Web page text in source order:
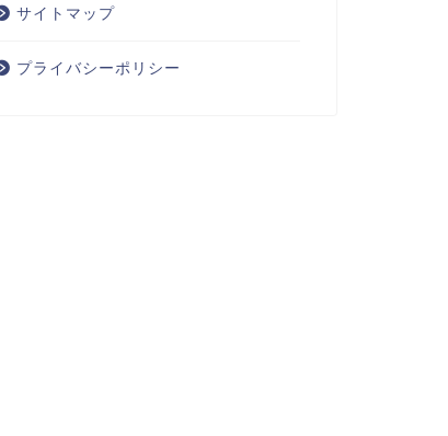
サイトマップ
プライバシーポリシー